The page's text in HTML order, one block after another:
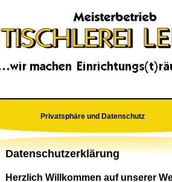
Privatsphäre und Datenschutz
Datenschutzerklärung
Herzlich Willkommen auf unserer